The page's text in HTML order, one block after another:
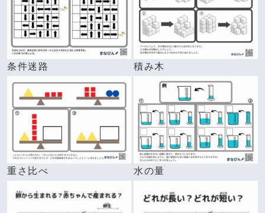
条件迷路 積み木
重さ比べ 水の量